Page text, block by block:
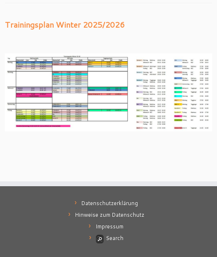
Trainingsplan Winter 2025/2026
Datenschutzerklärung
Hinweise zum Datenschutz
Impressum
Search